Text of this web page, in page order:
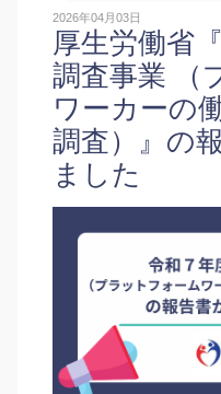
2026年04月03日
厚生労働省
調査事業 （
ワーカーの
調査）』の
ました